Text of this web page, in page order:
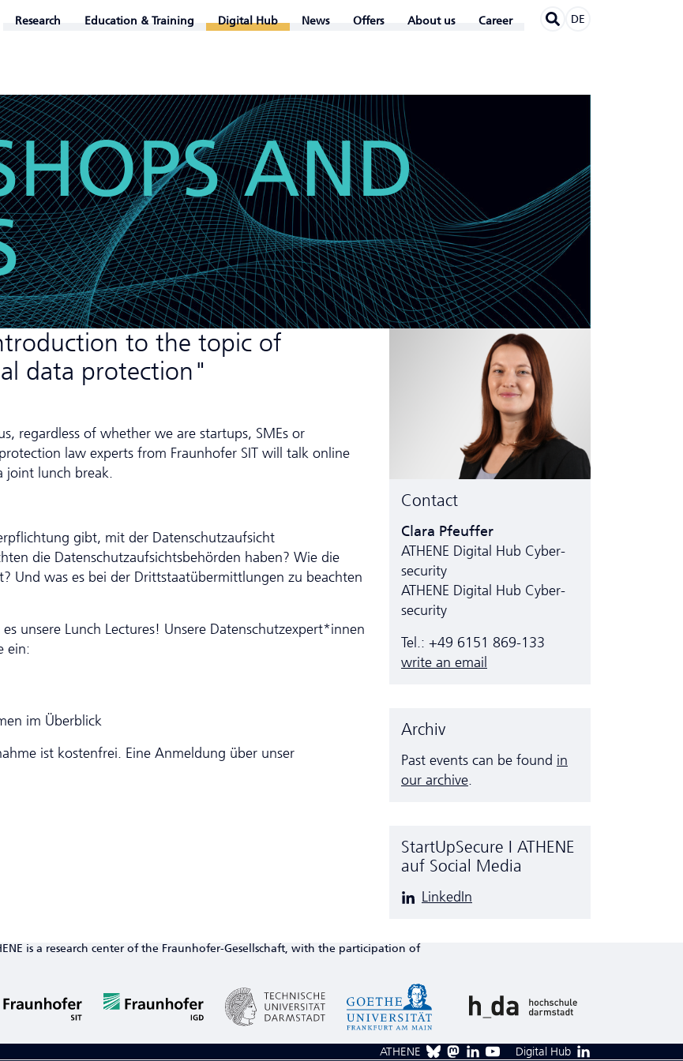
Research Education & Training Digital Hub News Offers About us Career DE
AND
to the topic of
data protection"
regardless of whether we are startups, SMEs or
law experts from Fraunhofer SIT will talk online
joint lunch break.
gibt, mit der Da­ten­schutzaufsicht
die Da­ten­schutzaufsichtsbehörden haben? Wie die
Und was es bei der Drittstaatübermittlungen zu beachten
unsere Lunch Lectures! Unsere Da­ten­schutzexpert*innen
ein:
im Überblick
ist kostenfrei. Eine Anmeldung über unser
Contact
Clara Pfeuffer
ATHENE Digital Hub Cyber­
security
ATHENE Digital Hub Cyber­
security
Tel.: +49 6151 869-133
write an email
Archiv
Past events can be found in
our archive.
StartUpSecure I ATHENE
auf Social Media
LinkedIn
is a research center of the Fraunhofer-Gesellschaft, with the participation of
ATHENE Digital Hub